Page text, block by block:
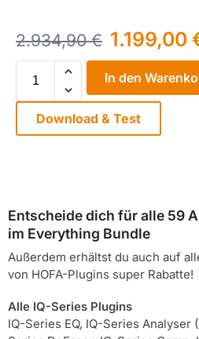
2.934,90€ 1.199,00
In den
Download & Test
Entscheide dich für alle 59
im Everything Bundle
Außerdem erhältst du auch auf
von HOFA-Plugins super Rabatte!
Alle IQ-Series Plugins
IQ-Series EQ, IQ-Series Analyser